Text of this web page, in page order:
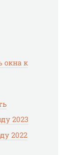
окна к
2023
2022